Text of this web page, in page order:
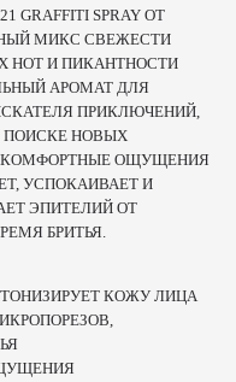
GRAFFITI SPRAY ОТ
МИКС СВЕЖЕСТИ
НОТ И ПИКАНТНОСТИ
АРОМАТ ДЛЯ
ПРИКЛЮЧЕНИЙ,
ПОИСКЕ НОВЫХ
КОМФОРТНЫЕ ОЩУЩЕНИЯ
УСПОКАИВАЕТ И
ЭПИТЕЛИЙ ОТ
БРИТЬЯ.
КОЖУ ЛИЦА